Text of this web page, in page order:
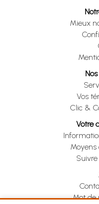
Mieux
Vos
Clic &
Votre
Mot de